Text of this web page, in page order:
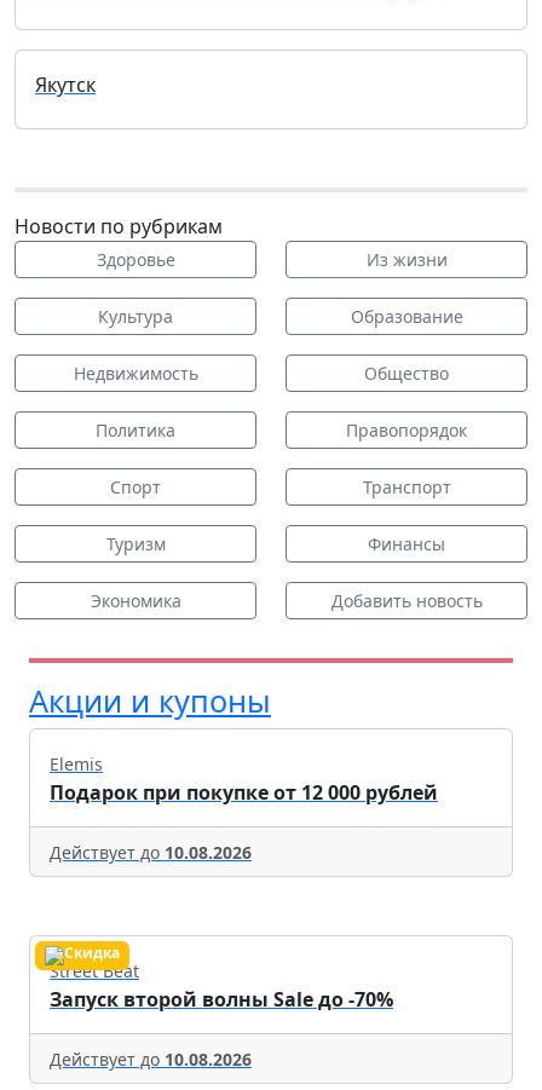
Якутск
Новости по рубрикам
Здоровье Из жизни
Культура Образование
Недвижимость Общество
Политика Правопорядок
Спорт Транспорт
Туризм Финансы
Экономика Добавить новость
Акции и купоны
Elemis
Подарок при покупке от 12 000 рублей
Действует до 10.08.2026
Street Beat
Запуск второй волны Sale до -70%
Действует до 10.08.2026